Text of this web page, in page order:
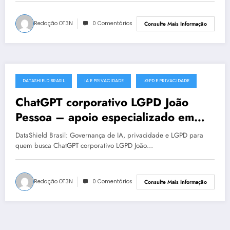
Redação OT3N 0 Comentários Consulte Mais Informação
julho 18, 2025
DATASHIELD BRASIL IA E PRIVACIDADE LGPD E PRIVACIDADE
ChatGPT corporativo LGPD João
Pessoa – apoio especializado em
proteção de dados
DataShield Brasil: Governança de IA, privacidade e LGPD para
quem busca ChatGPT corporativo LGPD João…
Redação OT3N 0 Comentários Consulte Mais Informação